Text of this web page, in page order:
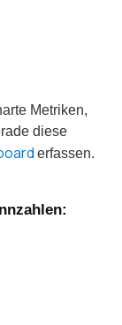
Metriken,
diese
erfassen.